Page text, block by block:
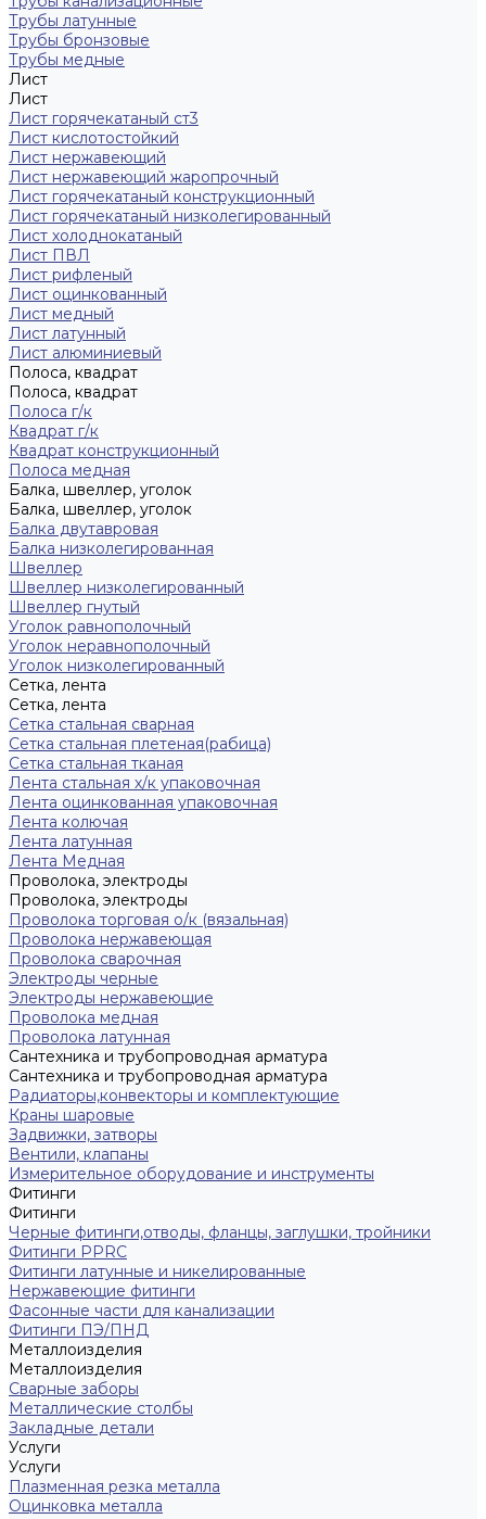
Трубы латунные
Трубы бронзовые
Трубы медные
Лист
Лист
Лист горячекатаный ст3
Лист кислотостойкий
Лист нержавеющий
Лист нержавеющий жаропрочный
Лист горячекатаный конструкционный
Лист горячекатаный низколегированный
Лист холоднокатаный
Лист ПВЛ
Лист рифленый
Лист оцинкованный
Лист медный
Лист латунный
Лист алюминиевый
Полоса, квадрат
Полоса, квадрат
Полоса г/к
Квадрат г/к
Квадрат конструкционный
Полоса медная
Балка, швеллер, уголок
Балка, швеллер, уголок
Балка двутавровая
Балка низколегированная
Швеллер
Швеллер низколегированный
Швеллер гнутый
Уголок равнополочный
Уголок неравнополочный
Уголок низколегированный
Сетка, лента
Сетка, лента
Сетка стальная сварная
Сетка стальная плетеная(рабица)
Сетка стальная тканая
Лента стальная х/к упаковочная
Лента оцинкованная упаковочная
Лента колючая
Лента латунная
Лента Медная
Проволока, электроды
Проволока, электроды
Проволока торговая о/к (вязальная)
Проволока нержавеющая
Проволока сварочная
Электроды черные
Электроды нержавеющие
Проволока медная
Проволока латунная
Сантехника и трубопроводная арматура
Сантехника и трубопроводная арматура
Радиаторы,конвекторы и комплектующие
Краны шаровые
Задвижки, затворы
Вентили, клапаны
Измерительное оборудование и инструменты
Фитинги
Фитинги
Черные фитинги,отводы, фланцы, заглушки, тройники
Фитинги PPRC
Фитинги латунные и никелированные
Нержавеющие фитинги
Фасонные части для канализации
Фитинги ПЭ/ПНД
Металлоизделия
Металлоизделия
Сварные заборы
Металлические столбы
Закладные детали
Услуги
Услуги
Плазменная резка металла
Оцинковка металла